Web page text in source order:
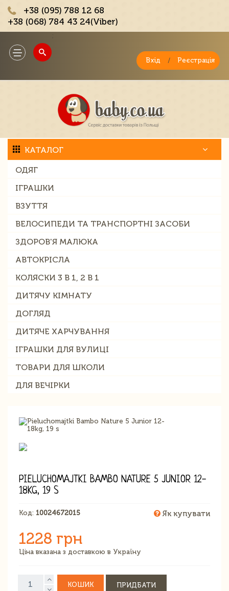
+38 (095) 788 12 68
+38 (068) 784 43 24(Viber)
Toggle
navigation
Вхід / Реєстрація
КАТАЛОГ
ОДЯГ
ІГРАШКИ
ВЗУТТЯ
ВЕЛОСИПЕДИ ТА ТРАНСПОРТНІ ЗАСОБИ
ЗДОРОВ'Я МАЛЮКА
АВТОКРІСЛА
КОЛЯСКИ 3 В 1, 2 В 1
ДИТЯЧУ КІМНАТУ
ДОГЛЯД
ДИТЯЧЕ ХАРЧУВАННЯ
ІГРАШКИ ДЛЯ ВУЛИЦІ
ТОВАРИ ДЛЯ ШКОЛИ
ДЛЯ ВЕЧІРКИ
PIELUCHOMAJTKI BAMBO NATURE 5 JUNIOR 12-
18KG, 19 S
Код: 10024672015 Як купувати
1228 грн
Ціна вказана з доставкою в Україну
КОШИК ПРИДБАТИ